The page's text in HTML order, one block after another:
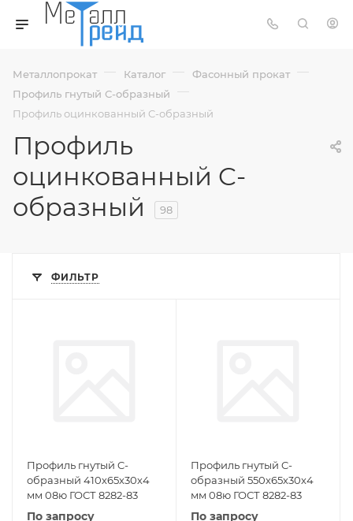
Металлопрокат — Каталог — Фасонный прокат —
Профиль гнутый С-образный —
Профиль оцинкованный C-образный
Профиль
оцинкованный C-
образный
98
ФИЛЬТР
Профиль гнутый C-
образный 410х65х30х4
мм 08ю ГОСТ 8282-83
По запросу
Профиль гнутый C-
образный 550х65х30х4
мм 08ю ГОСТ 8282-83
По запросу